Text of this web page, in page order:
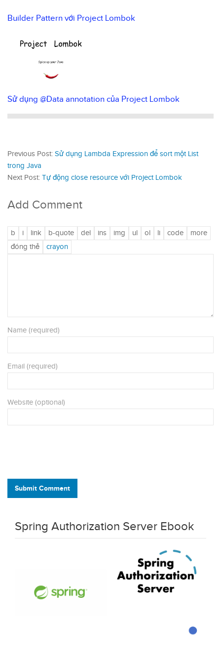
Builder Pattern với Project Lombok
Sử dụng @Data annotation của Project Lombok
Previous Post: Sử dụng Lambda Expression để sort một List
trong Java
Next Post: Tự động close resource với Project Lombok
Add Comment
Name (required)
Email (required)
Website (optional)
Submit Comment
Spring Authorization Server Ebook